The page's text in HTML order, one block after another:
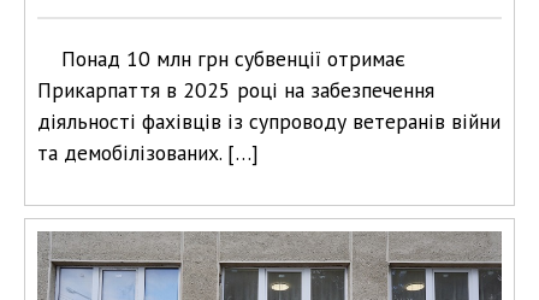
Понад 10 млн грн субвенції отримає
Прикарпаття в 2025 році на забезпечення
діяльності фахівців із супроводу ветеранів війни
та демобілізованих. […]